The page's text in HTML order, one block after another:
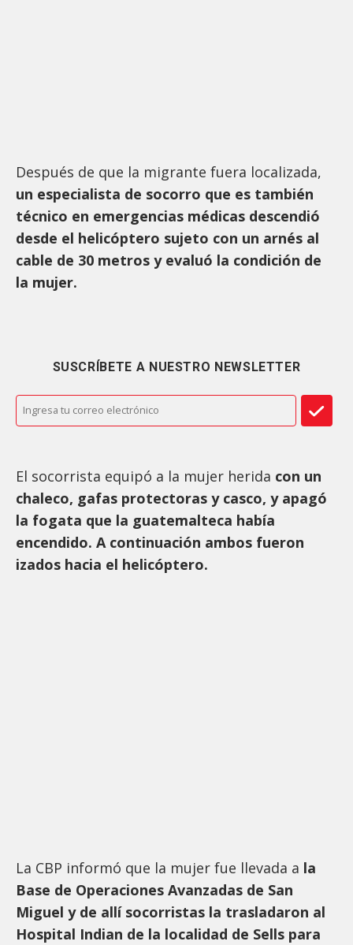
Después de que la migrante fuera localizada,
un especialista de socorro que es también
técnico en emergencias médicas descendió
desde el helicóptero sujeto con un arnés al
cable de 30 metros y evaluó la condición de
la mujer.
SUSCRÍBETE A NUESTRO NEWSLETTER
El socorrista equipó a la mujer herida con un
chaleco, gafas protectoras y casco, y apagó
la fogata que la guatemalteca había
encendido. A continuación ambos fueron
izados hacia el helicóptero.
La CBP informó que la mujer fue llevada a la
Base de Operaciones Avanzadas de San
Miguel y de allí socorristas la trasladaron al
Hospital Indian de la localidad de Sells para